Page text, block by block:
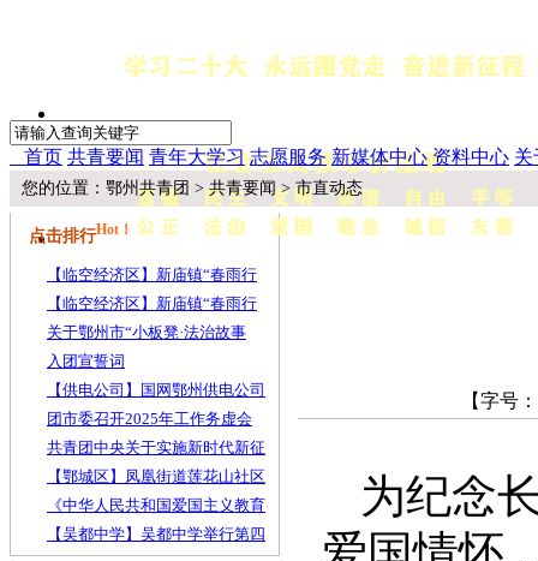
首页 共青要闻 青年大学习 志愿服务 新媒体中心 资料中心 关
您的位置： 鄂州共青团 >共青要闻 > 市直动态
点击排行Hot！
【临空经济区】新庙镇“春雨行
【临空经济区】新庙镇“春雨行
关于鄂州市“小板凳·法治故事
入团宣誓词
【供电公司】国网鄂州供电公司
团市委召开2025年工作务虚会
共青团中央关于实施新时代新征
【鄂城区】凤凰街道莲花山社区
《中华人民共和国爱国主义教育
【吴都中学】吴都中学举行第四
【字号：
为纪念